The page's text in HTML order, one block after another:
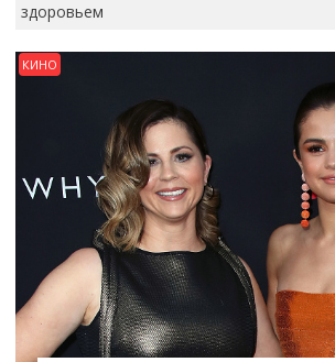
здоровьем
КИНО